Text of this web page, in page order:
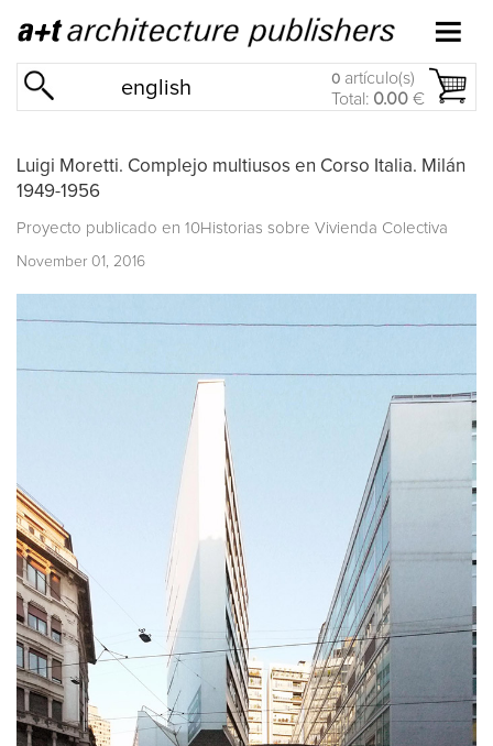
english 0 artículo(s)
Total: 0.00 €
Luigi Moretti. Complejo multiusos en Corso Italia. Milán
1949-1956
Proyecto publicado en 10Historias sobre Vivienda Colectiva
November 01, 2016